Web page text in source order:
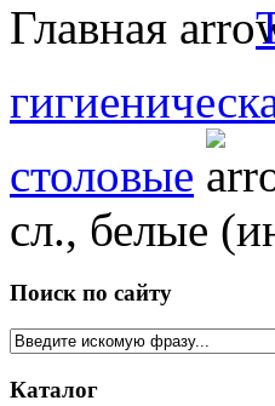
Главная
столовые
сл., белые
Поиск по сайту
Каталог